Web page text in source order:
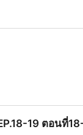
19 ตอนที่